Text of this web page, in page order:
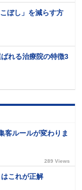
ぼし」を減らす方
ばれる治療院の特徴3
客ルールが変わりま
289 Views
はこれが正解